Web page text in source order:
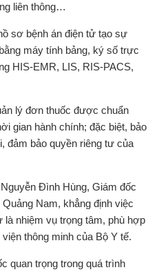
liên thông…
sơ bệnh án điện tử tạo sự
máy tính bảng, ký số trực
HIS-EMR, LIS, RIS-PACS,
lý đơn thuốc được chuẩn
gian hành chính; đặc biệt, bảo
đảm bảo quyền riêng tư của
Đình Hùng, Giám đốc
Nam, khẳng định việc
là nhiệm vụ trọng tâm, phù hợp
thông minh của Bộ Y tế.
quan trọng trong quá trình